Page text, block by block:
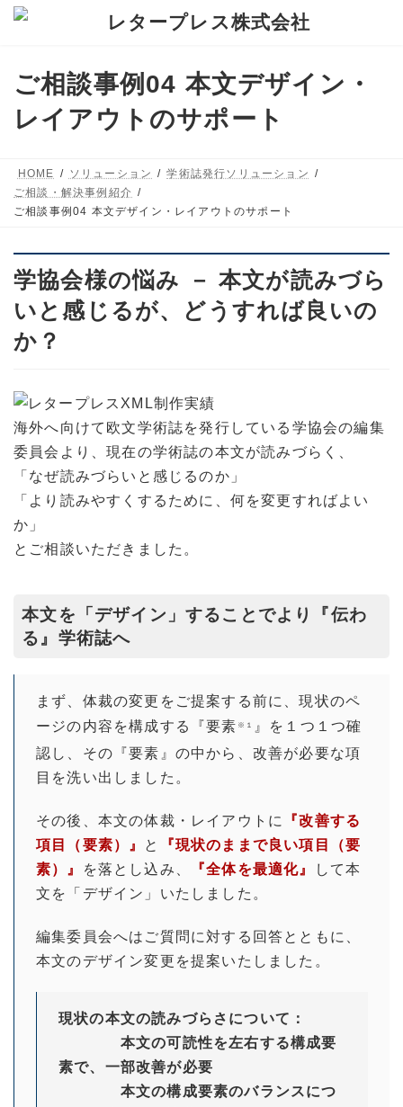
コ
ッ
ナ
移
ご相談事例04 本文デザイン・
レイアウトのサポート
HOME ソリューション
学術誌発行ソリューション
ご相談・解決事例紹介
ご相談事例04 本文デザイン・レイアウトのサポート
学協会様の悩み － 本文が読みづら
いと感じるが、どうすれば良いの
か？
海外へ向けて欧文学術誌を発行している学協会の編集
委員会より、現在の学術誌の本文が読みづらく、
「なぜ読みづらいと感じるのか」
「より読みやすくするために、何を変更すればよい
か」
とご相談いただきました。
本文を「デザイン」することでより『伝わ
る』学術誌へ
まず、体裁の変更をご提案する前に、現状のペ
ージの内容を構成する『要素 ※１ 』を１つ１つ確
認し、その『要素』の中から、改善が必要な項
目を洗い出しました。
その後、本文の体裁・レイアウトに
『改善する
項目（要素）』 と
『現状のままで良い項目（要
素）』
を落とし込み、 『全体を最適化』
して本
文を「デザイン」いたしました。
編集委員会へはご質問に対する回答とともに、
本文のデザイン変更を提案いたしました。
現状の本文の読みづらさについて：
本文の可読性を左右する構成要
素で、一部改善が必要
本文の構成要素のバランスにつ